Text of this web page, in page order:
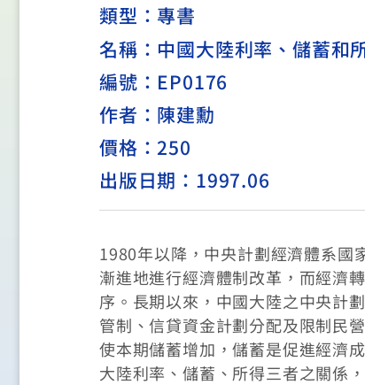
類型： 專書
名稱：中國大陸利率、儲蓄和
編號：EP0176
作者：陳建勳
價格：250
出版日期：1997.06
1980年以降，中央計劃經濟體系國
漸進地進行經濟體制改革，而經濟
序。長期以來，中國大陸之中央計
管制、信貸資金計劃分配及限制民
使本期儲蓄增加，儲蓄是促進經濟
大陸利率、儲蓄、所得三者之關係